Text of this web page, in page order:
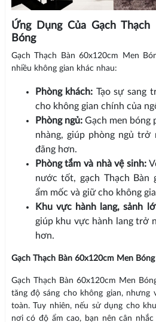
Ứng Dụng Của Gạch
Bóng
Gạch Thạch Bàn 60x120cm Men
nhiều không gian khác nhau:
Phòng khách: Tạo sự sang
cho không gian chính của
Phòng ngủ:Gạch men bóng
nhàng, giúp phòng ngủ trở
đãng hơn.
Phòng tắm và nhà vệ sinh:
nước tốt, gạch Thạch Bàn
ẩm mốc và giữ cho không
Khu vực hành lang, sảnh
giúp khu vực hành lang trở
hơn.
Gạch Thạch Bàn 60x120cm Men
Gạch Thạch Bàn 60x120cm Men
tăng độ sáng cho không gian, nhưng
toàn. Tuy nhiên, nếu sử dụng cho
nơi có độ ẩm cao, bạn nên cân